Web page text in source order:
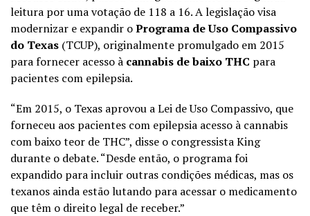
leitura por uma votação de 118 a 16. A legislação visa
modernizar e expandir oPrograma de Uso Compassivo
do Texas (TCUP), originalmente promulgado em 2015
para fornecer acesso à cannabis de baixo THC para
pacientes com epilepsia.
“Em 2015, o Texas aprovou a Lei de Uso Compassivo, que
forneceu aos pacientes com epilepsia acesso à cannabis
com baixo teor de THC”, disse o congressista King
durante o debate. “Desde então, o programa foi
expandido para incluir outras condições médicas, mas os
texanos ainda estão lutando para acessar o medicamento
que têm o direito legal de receber.”